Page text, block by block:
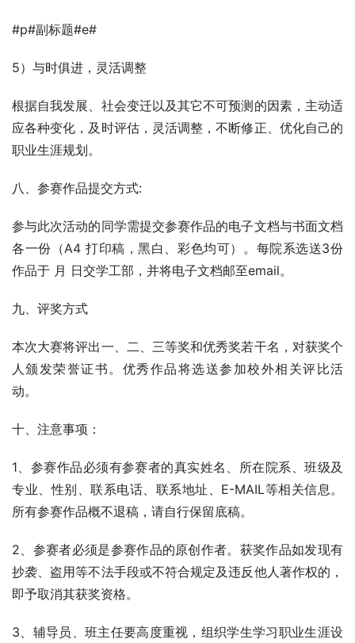
#p#副标题#e#
5）与时俱进，灵活调整
根据自我发展、社会变迁以及其它不可预测的因素，主动适
应各种变化，及时评估，灵活调整，不断修正、优化自己的
职业生涯规划。
八、参赛作品提交方式:
参与此次活动的同学需提交参赛作品的电子文档与书面文档
各一份（A4 打印稿，黑白、彩色均可）。每院系选送3份
作品于 月 日交学工部，并将电子文档邮至email。
九、评奖方式
本次大赛将评出一、二、三等奖和优秀奖若干名，对获奖个
人颁发荣誉证书。优秀作品将选送参加校外相关评比活
动。
十、注意事项：
1、参赛作品必须有参赛者的真实姓名、所在院系、班级及
专业、性别、联系电话、联系地址、E-MAIL等相关信息。
所有参赛作品概不退稿，请自行保留底稿。
2、参赛者必须是参赛作品的原创作者。获奖作品如发现有
抄袭、盗用等不法手段或不符合规定及违反他人著作权的，
即予取消其获奖资格。
3、辅导员、班主任要高度重视，组织学生学习职业生涯设